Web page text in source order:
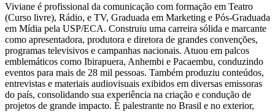
Viviane é profissional da comunicação com formação em Teatro
(Curso livre), Rádio, e TV, Graduada em Marketing e Pós-Graduada
em Mídia pela USP/ECA. Construiu uma carreira sólida e marcante
como apresentadora, produtora e diretora de grandes convenções,
programas televisivos e campanhas nacionais. Atuou em palcos
emblemáticos como Ibirapuera, Anhembi e Pacaembu, conduzindo
eventos para mais de 28 mil pessoas. Também produziu conteúdos,
entrevistas e materiais audiovisuais exibidos em diversas emissoras
do país, consolidando sua experiência na criação e condução de
projetos de grande impacto. É palestrante no Brasil e no exterior,